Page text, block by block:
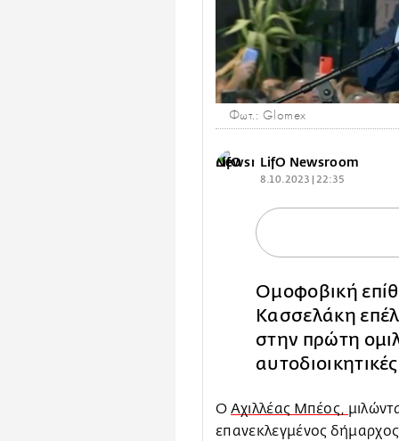
Φωτ.: Glomex
LifO Newsroom
8.10.2023 | 22:35
Ομοφοβική
Κασσελάκη
στην πρώτη
Ο Αχιλλέας Μπέος,
επανεκλεγμένος